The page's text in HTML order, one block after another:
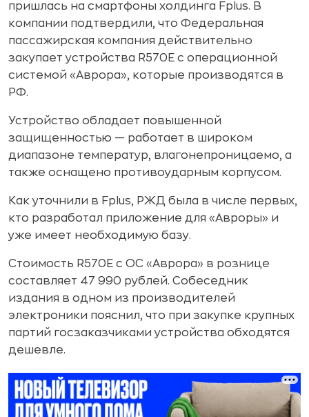
пришлась на смартфоны холдинга Fplus. В
компании подтвердили, что Федеральная
пассажирская компания действительно
закупает устройства R570Е с операционной
системой «Аврора», которые производятся в
РФ.
Устройство обладает повышенной
защищенностью — работает в широком
диапазоне температур, влагонепроницаемо, а
также оснащено противоударным корпусом.
Как уточнили в Fplus, РЖД была в числе первых,
кто разработал приложение для «Авроры» и
уже имеет необходимую базу.
Стоимость R570Е с ОС «Аврора» в рознице
составляет 47 990 рублей. Собеседник
издания в одном из производителей
электроники пояснил, что при закупке крупных
партий госзаказчиками устройства обходятся
дешевле.